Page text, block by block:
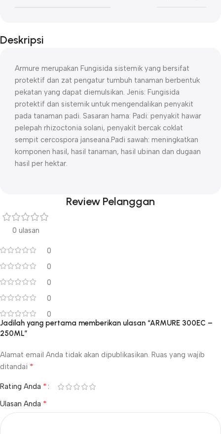
Deskripsi
Armure merupakan Fungisida sistemik yang bersifat
protektif dan zat pengatur tumbuh tanaman berbentuk
pekatan yang dapat diemulsikan. Jenis: Fungisida
protektif dan sistemik untuk mengendalikan penyakit
pada tanaman padi. Sasaran hama: Padi: penyakit hawar
pelepah rhizoctonia solani, penyakit bercak coklat
sempit cercospora janseana.Padi sawah: meningkatkan
komponen hasil, hasil tanaman, hasil ubinan dan dugaan
hasil per hektar.
Review Pelanggan
0 ulasan
0
0
0
0
0
Jadilah yang pertama memberikan ulasan “ARMURE 300EC –
250ML”
Alamat email Anda tidak akan dipublikasikan. Ruas yang wajib
ditandai *
Rating Anda *
Ulasan Anda *